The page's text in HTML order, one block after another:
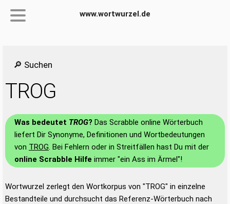
www.wortwurzel.de
🔎 Suchen
TROG
Was bedeutet TROG? Das Scrabble online Wörterbuch
liefert Dir Synonyme, Definitionen und Wortbedeutungen
von TROG. Bei Fehlern oder in Streitfällen hast Du mit der
online Scrabble Hilfe immer "ein Ass im Ärmel"!
Wortwurzel zerlegt den Wortkorpus von "TROG" in einzelne
Bestandteile und durchsucht das Referenz-Wörterbuch nach